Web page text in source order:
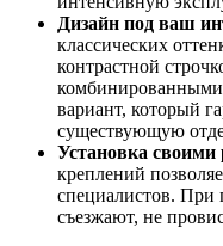
Дизайн под ваш
классических
контрастной
вариант, который
существующую
Установка своими
креплений
специалистов. При
съезжают, не